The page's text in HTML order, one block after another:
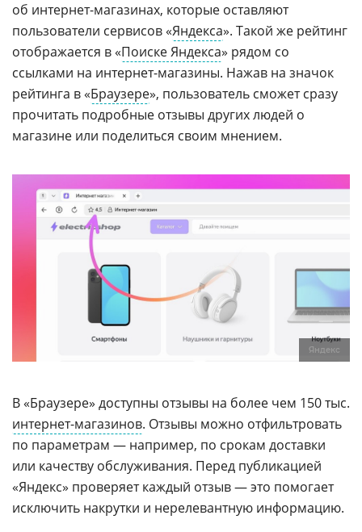
об интернет-магазинах, которые оставляют
пользователи сервисов «Яндекса». Такой же рейтинг
отображается в «Поиске Яндекса» рядом со
ссылками на интернет-магазины. Нажав на значок
рейтинга в «Браузере», пользователь сможет сразу
прочитать подробные отзывы других людей о
магазине или поделиться своим мнением.
Яндекс
В «Браузере» доступны отзывы на более чем 150 тыс.
интернет-магазинов. Отзывы можно отфильтровать
по параметрам — например, по срокам доставки
или качеству обслуживания. Перед публикацией
«Яндекс» проверяет каждый отзыв — это помогает
исключить накрутки и нерелевантную информацию.